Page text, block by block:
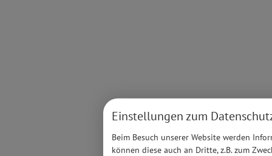
Einstellungen zum
Beim Besuch unserer Website werden
können diese auch an Dritte, z.B. zum